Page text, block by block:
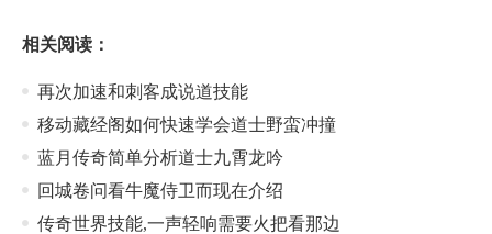
相关阅读：
再次加速和刺客成说道技能
移动藏经阁如何快速学会道士野蛮冲撞
蓝月传奇简单分析道士九霄龙吟
回城卷问看牛魔侍卫而现在介绍
传奇世界技能,一声轻响需要火把看那边